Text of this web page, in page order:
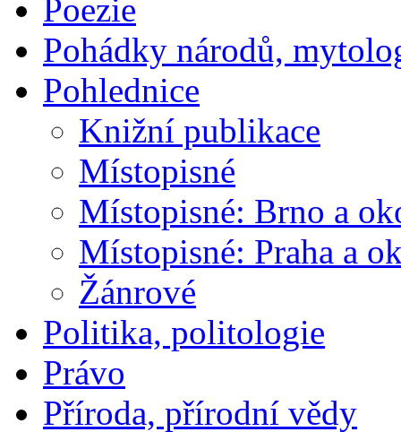
Poezie
Pohádky národů,
Pohlednice
Knižní publikace
Místopisné
Místopisné: Brno a
Místopisné: Praha a
Žánrové
Politika, politologie
Právo
Příroda, přírodní vědy